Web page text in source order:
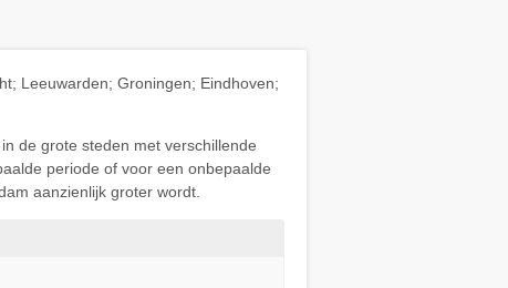
Leeuwarden; Groningen; Eindhoven;
de grote steden met verschillende
periode of voor een onbepaalde
aanzienlijk groter wordt.